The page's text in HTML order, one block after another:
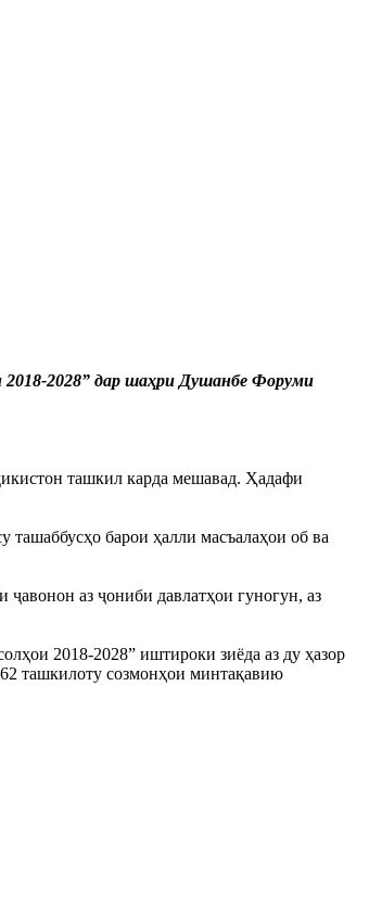
2018-2028” дар шаҳри Душанбе Форуми
ташкил карда мешавад. Ҳадафи
барои ҳалли масъалаҳои об ва
аз ҷониби давлатҳои гуногун, аз
2018-2028” иштироки зиёда аз ду ҳазор
ташкилоту созмонҳои минтақавию